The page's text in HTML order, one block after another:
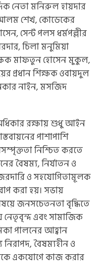
নেতা মনিরুল হায়দার
শেখ, কোডেকের
সেন্ট পলস ধর্মপল্লীর
চিলা মনুমিয়া
মাফতুন হোসেন মুকুল,
প্রধান শিক্ষক ওবায়দুল
নাইন, মসজিদ
রক্ষায় শুধু আইন
পাশাপাশি
নিশ্চিত করতে
বৈষম্য, নির্যাতন ও
ও সহযোগিতামূলক
করা হয়। সভায়
জনসচেতনতা বৃদ্ধিতে
নেতৃবৃন্দ এবং সামাজিক
পালনের আহ্বান
বৈষম্যহীন ও
একযোগে কাজ করার